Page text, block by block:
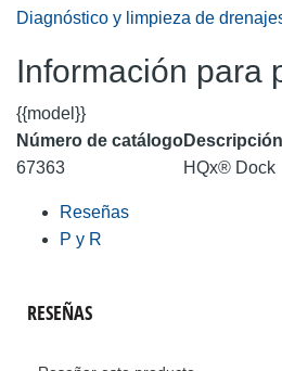
Diagnóstico y limpieza de
Información para
{{model}}
Número de catálogoDescripción
67363
HQx® Dock
Reseñas
P y R